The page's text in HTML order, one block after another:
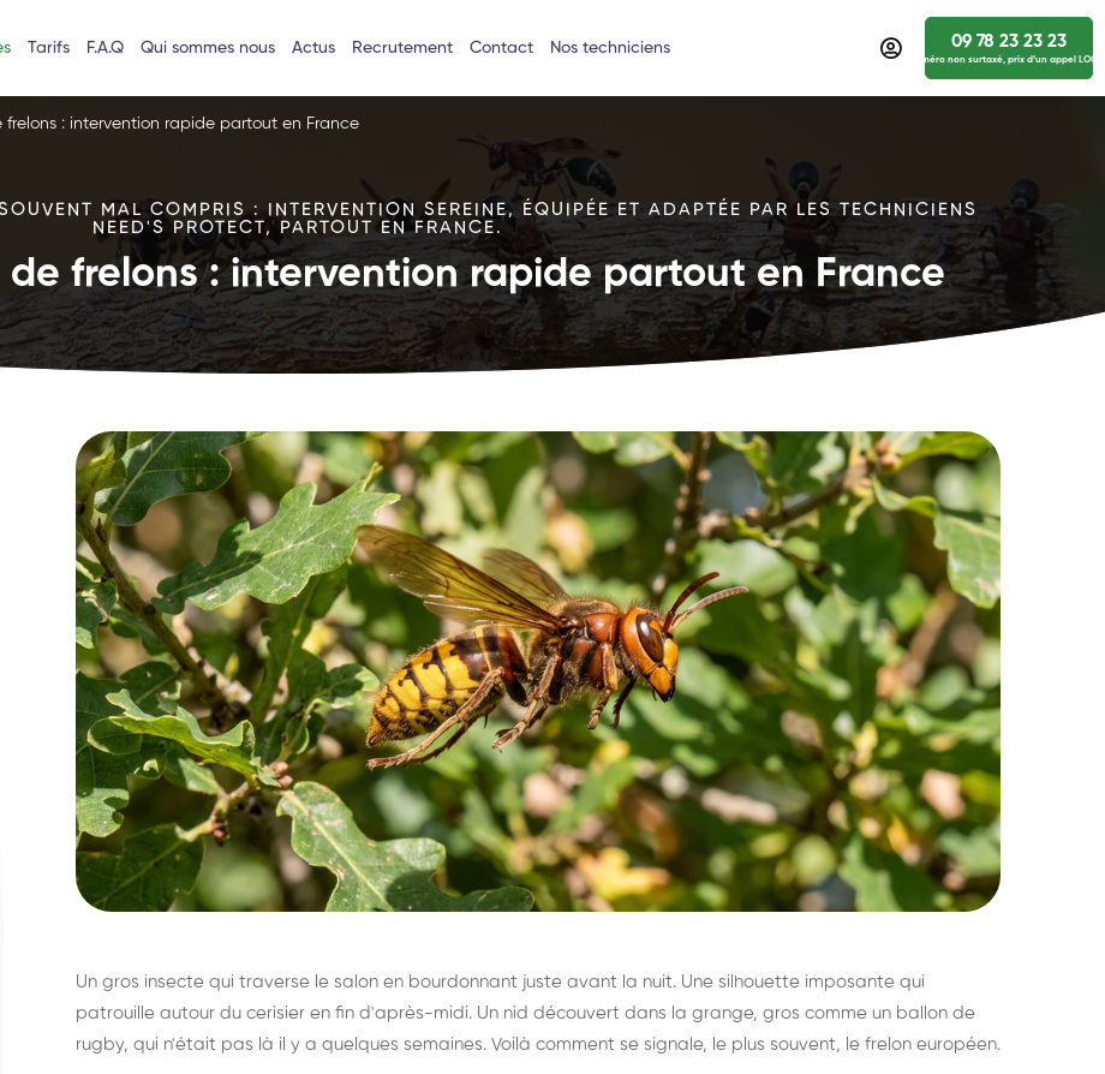
Tarifs F.A.Q Qui sommes nous Actus Recrutement Contact Nos techniciens 09 78 23 23 23
numéro non surtaxé, prix d’un appel
frelons : intervention rapide partout en France
MAL COMPRIS : INTERVENTION SEREINE, ÉQUIPÉE ET ADAPTÉE PAR LES TECHNICIENS
NEED'S PROTECT, PARTOUT EN FRANCE.
frelons : intervention rapide partout en France
Un gros insecte qui traverse le salon en bourdonnant juste avant la nuit. Une silhouette imposante qui
patrouille autour du cerisier en fin d'après-midi. Un nid découvert dans la grange, gros comme un ballon de
rugby, qui n'était pas là il y a quelques semaines. Voilà comment se signale, le plus souvent, le frelon européen.